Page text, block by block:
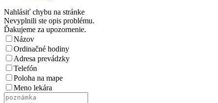
Nahlásiť chybu na stránke
Nevyplnili ste opis problému.
Ďakujeme za upozornenie.
Názov
Ordinačné hodiny
Adresa prevádzky
Telefón
Poloha na mape
Meno lekára